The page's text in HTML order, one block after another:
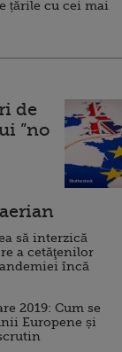
țările cu cei mai
de
”no
să interzică
a cetăţenilor
încă
2019: Cum se
Europene și